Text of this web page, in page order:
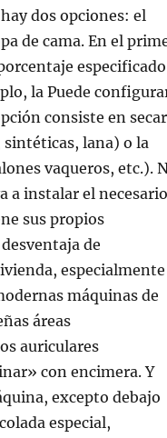
dos opciones: el
de cama. En el
especificado
la Puede
consiste en secar
lana) o la
vaqueros, etc.).
a instalar el necesario
sus propios
de
especialmente
máquinas de
áreas
auriculares
con encimera. Y
excepto debajo
especial,